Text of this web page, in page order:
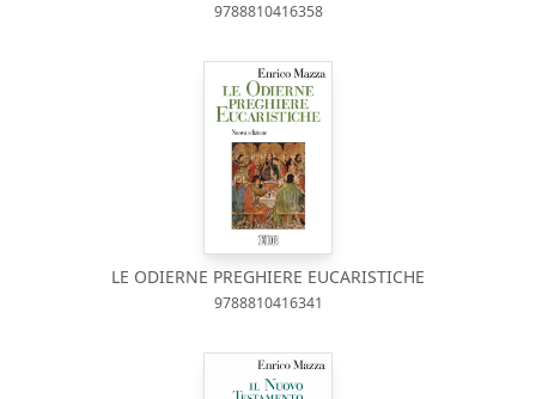
9788810416358
LE ODIERNE PREGHIERE EUCARISTICHE
9788810416341